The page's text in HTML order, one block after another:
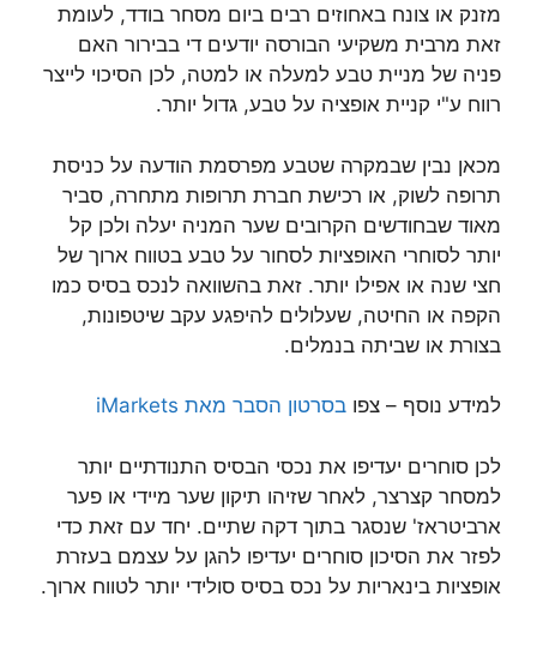
מזנק או צונח באחוזים רבים ביום מסחר בודד, לעומת
זאת מרבית משקיעי הבורסה יודעים די בבירור האם
פניה של מניית טבע למעלה או למטה, לכן הסיכוי לייצר
רווח ע"י קניית אופציה על טבע, גדול יותר.
מכאן נבין שבמקרה שטבע מפרסמת הודעה על כניסת
תרופה לשוק, או רכישת חברת תרופות מתחרה, סביר
מאוד שבחודשים הקרובים שער המניה יעלה ולכן קל
יותר לסוחרי האופציות לסחור על טבע בטווח ארוך של
חצי שנה או אפילו יותר. זאת בהשוואה לנכס בסיס כמו
הקפה או החיטה, שעלולים להיפגע עקב שיטפונות,
בצורת או שביתה בנמלים.
למידע נוסף – צפו בסרטון הסבר מאת iMarkets
לכן סוחרים יעדיפו את נכסי הבסיס התנודתיים יותר
למסחר קצרצר, לאחר שזיהו תיקון שער מיידי או פער
ארביטראז' שנסגר בתוך דקה שתיים. יחד עם זאת כדי
לפזר את הסיכון סוחרים יעדיפו להגן על עצמם בעזרת
אופציות בינאריות על נכס בסיס סולידי יותר לטווח ארוך.